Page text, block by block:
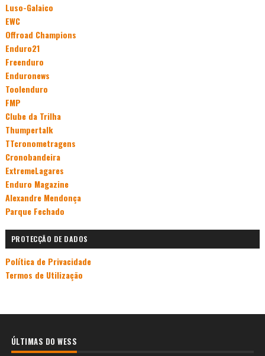
Luso-Galaico
EWC
Offroad Champions
Enduro21
Freenduro
Enduronews
Toolenduro
FMP
Clube da Trilha
Thumpertalk
TTcronometragens
Cronobandeira
ExtremeLagares
Enduro Magazine
Alexandre Mendonça
Parque Fechado
PROTECÇÃO DE DADOS
Política de Privacidade
Termos de Utilização
ÚLTIMAS DO WESS